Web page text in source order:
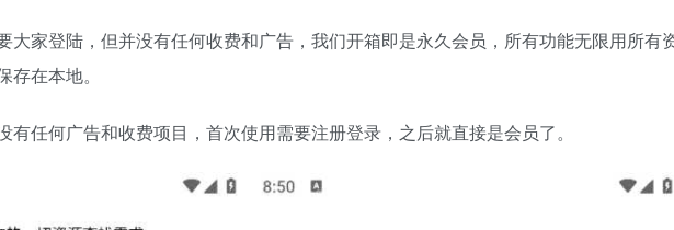
大家登陆，但并没有任何收费和广告，我们开箱即是永久会员，所有功能无限用所有
在本地。
有任何广告和收费项目，首次使用需要注册登录，之后就直接是会员了。